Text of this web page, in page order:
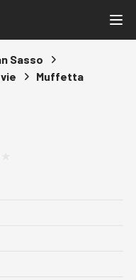
Sasso
Muffetta